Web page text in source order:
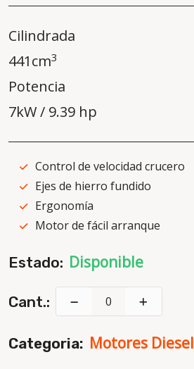
Cilindrada
441cm3
Potencia
7kW / 9.39 hp
Control de velocidad crucero
Ejes de hierro fundido
Ergonomía
Motor de fácil arranque
Estado: Disponible
Cant.:
Categoria: Motores Diesel